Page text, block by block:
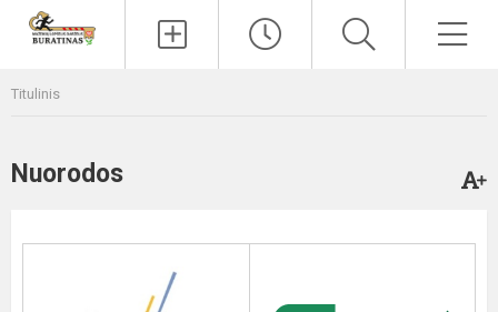
Titulinis
Nuorodos